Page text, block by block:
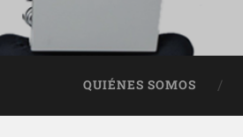
QUIÉNES SOMOS